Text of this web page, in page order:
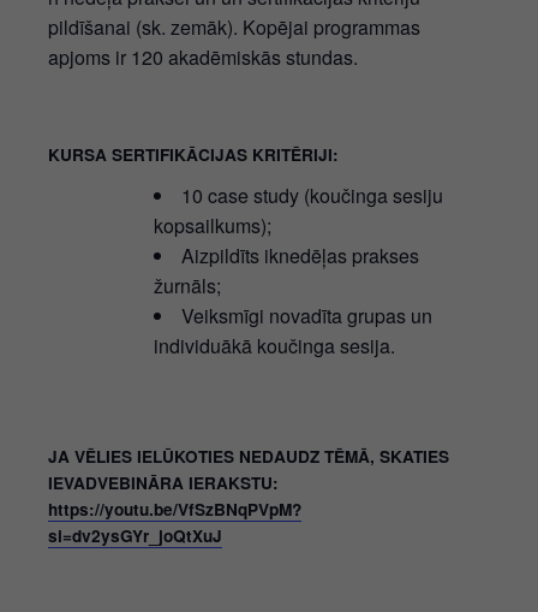
pildīšanai (sk. zemāk). Kopējai programmas
apjoms ir 120 akadēmiskās stundas.
KURSA SERTIFIKĀCIJAS KRITĒRIJI:
10 case study (koučinga sesiju
kopsailkums);
Aizpildīts iknedēļas prakses
žurnāls;
Veiksmīgi novadīta grupas un
individuākā koučinga sesija.
JA VĒLIES IELŪKOTIES NEDAUDZ TĒMĀ, SKATIES
IEVADVEBINĀRA IERAKSTU:
https://youtu.be/VfSzBNqPVpM?
si=dv2ysGYr_joQtXuJ